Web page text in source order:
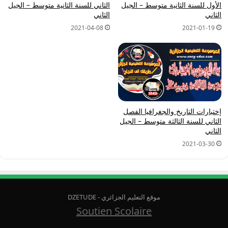
الأول للسنة الثانية متوسط – الجيل
الثاني
2021-01-19
الثاني للسنة الثانية متوسط – الجيل
الثاني
2021-04-08
إختبارات التاريخ والجغرافيا الفصل
الثاني للسنة الثالثة متوسط – الجيل
الثاني
2021-03-30
موقع التعليم الجزائري - DZETUDE
Soutien Scolaire